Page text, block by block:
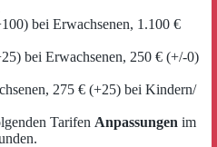
bei Erwachsenen, 1.100 €
bei Erwachsenen, 250 € (+/-0)
275 € (+25) bei Kindern/
Tarifen Anpassungen im